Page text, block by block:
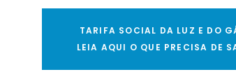
TARIFA SOCIAL DA LUZ E DO
LEIA AQUI O QUE PRECISA DE